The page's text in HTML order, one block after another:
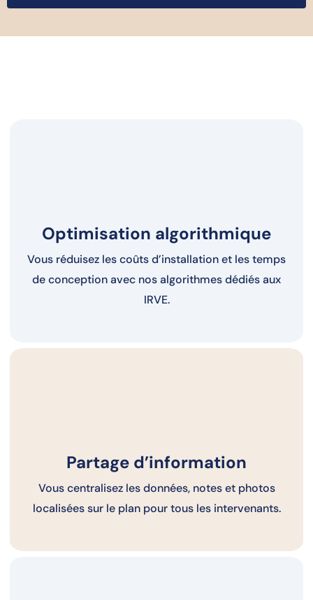
Optimisation algorithmique
Vous réduisez les coûts d’installation et les temps
de conception avec nos algorithmes dédiés aux
IRVE.
Partage d’information
Vous centralisez les données, notes et photos
localisées sur le plan pour tous les intervenants.